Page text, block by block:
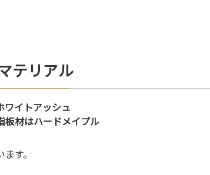
テリアル
ワイトアッシュ
板材はハードメイプル
す。